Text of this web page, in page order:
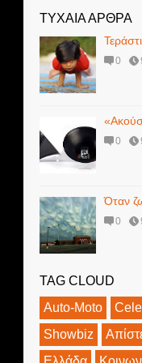
ΤΥΧΑΙΑ ΑΡΘΡΑ
0
0
Όταν
0
TAG CLOUD
Auto-Moto
Showbiz